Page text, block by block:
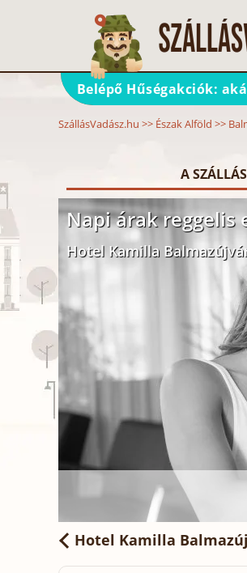
Belépő Hűségakciók:
SzállásVadász.hu >> Észak Alföld >>
A
Napi árak reggelis
Hotel Kamilla
Hotel Kamilla